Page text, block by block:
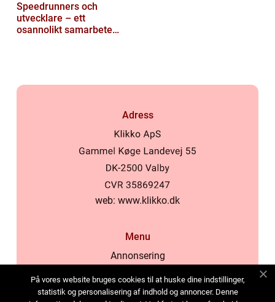
Speedrunners och
utvecklare – ett
osannolikt samarbete
Adress
web: www.klikko.dk
Menu
Annonsering
Cookies
På vores website bruges cookies til at huske dine indstillinger,
statistik og personalisering af indhold og annoncer. Denne